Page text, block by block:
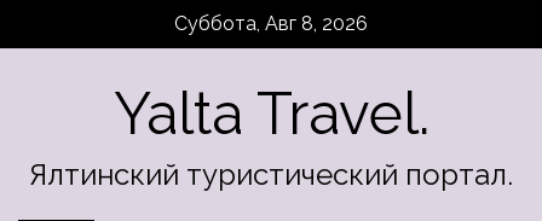
Суббота, Авг 8, 2026
Yalta Travel.
Ялтинский туристический портал.